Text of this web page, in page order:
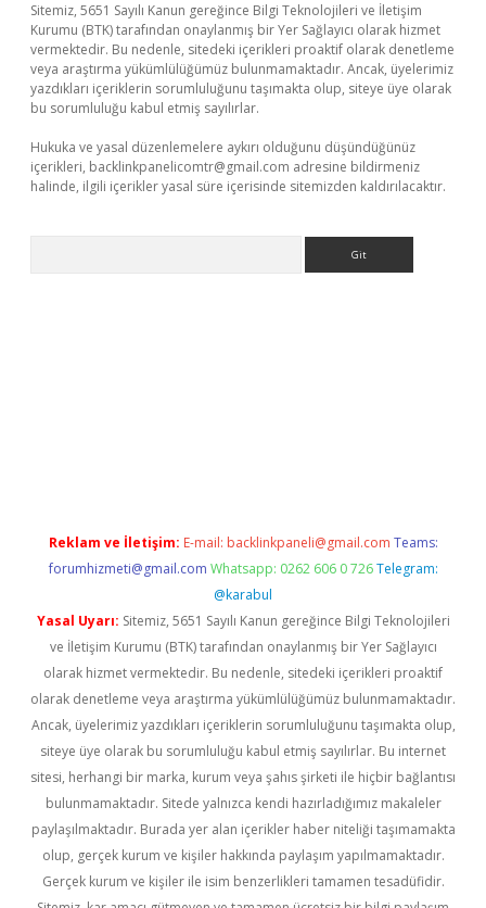
Sitemiz, 5651 Sayılı Kanun gereğince Bilgi Teknolojileri ve İletişim
Kurumu (BTK) tarafından onaylanmış bir Yer Sağlayıcı olarak hizmet
vermektedir. Bu nedenle, sitedeki içerikleri proaktif olarak denetleme
veya araştırma yükümlülüğümüz bulunmamaktadır. Ancak, üyelerimiz
yazdıkları içeriklerin sorumluluğunu taşımakta olup, siteye üye olarak
bu sorumluluğu kabul etmiş sayılırlar.
Hukuka ve yasal düzenlemelere aykırı olduğunu düşündüğünüz
içerikleri, backlinkpanelicomtr@gmail.com adresine bildirmeniz
halinde, ilgili içerikler yasal süre içerisinde sitemizden kaldırılacaktır.
Reklam ve İletişim: E-mail: backlinkpaneli@gmail.com Teams:
forumhizmeti@gmail.com Whatsapp: 0262 606 0 726 Telegram:
@karabul
Yasal Uyarı: Sitemiz, 5651 Sayılı Kanun gereğince Bilgi Teknolojileri
ve İletişim Kurumu (BTK) tarafından onaylanmış bir Yer Sağlayıcı
olarak hizmet vermektedir. Bu nedenle, sitedeki içerikleri proaktif
olarak denetleme veya araştırma yükümlülüğümüz bulunmamaktadır.
Ancak, üyelerimiz yazdıkları içeriklerin sorumluluğunu taşımakta olup,
siteye üye olarak bu sorumluluğu kabul etmiş sayılırlar. Bu internet
sitesi, herhangi bir marka, kurum veya şahıs şirketi ile hiçbir bağlantısı
bulunmamaktadır. Sitede yalnızca kendi hazırladığımız makaleler
paylaşılmaktadır. Burada yer alan içerikler haber niteliği taşımamakta
olup, gerçek kurum ve kişiler hakkında paylaşım yapılmamaktadır.
Gerçek kurum ve kişiler ile isim benzerlikleri tamamen tesadüfidir.